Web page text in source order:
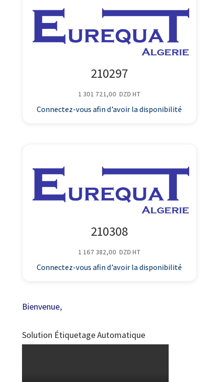
210297
1 301 721,00 DZD HT
Connectez-vous afin d’avoir la disponibilité
210308
1 167 382,00 DZD HT
Connectez-vous afin d’avoir la disponibilité
Bienvenue,
Solution Étiquetage Automatique